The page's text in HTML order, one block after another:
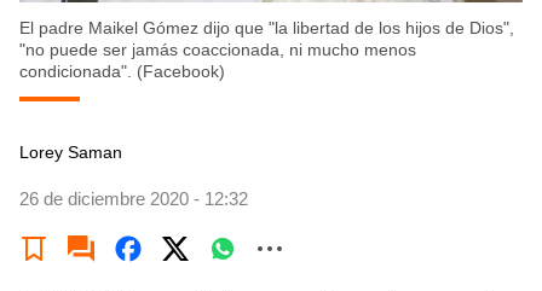
El padre Maikel Gómez dijo que "la libertad de los hijos de Dios",
"no puede ser jamás coaccionada, ni mucho menos
condicionada". (Facebook)
Lorey Saman
26 de diciembre 2020 - 12:32